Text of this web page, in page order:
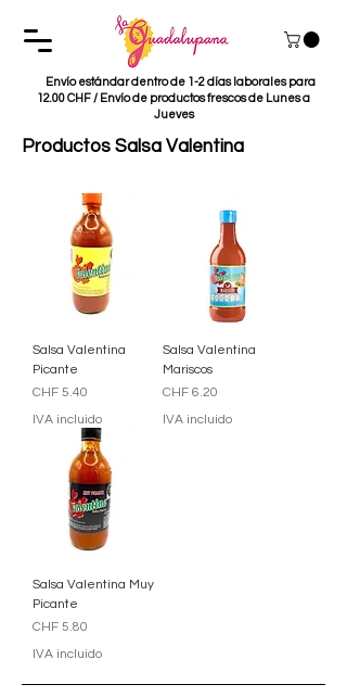
Envío estándar dentro de 1-2 días laborales para
12.00 CHF / Envío de productos frescos de Lunes a
Jueves
Productos Salsa Valentina
Salsa Valentina
Picante
Precio
CHF 5.40
IVA incluido
Salsa Valentina
Mariscos
Precio
CHF 6.20
IVA incluido
Salsa Valentina Muy
Picante
Precio
CHF 5.80
IVA incluido